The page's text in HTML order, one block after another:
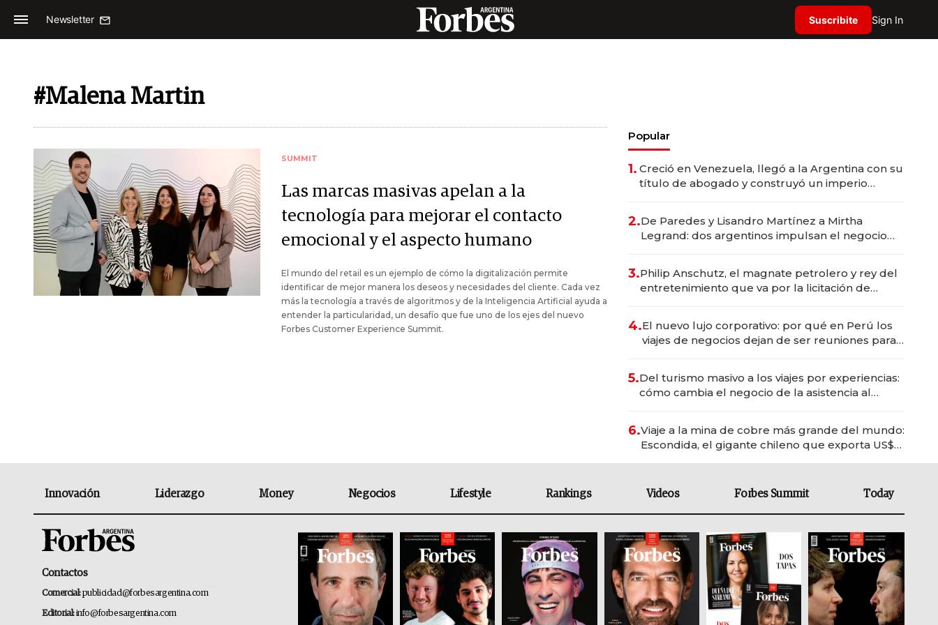
Newsletter Suscribite Sign In
#Malena Martin
SUMMIT
Las marcas masivas apelan a la
tecnología para mejorar el contacto
emocional y el aspecto humano
El mundo del retail es un ejemplo de cómo la digitalización permite
identificar de mejor manera los deseos y necesidades del cliente. Cada vez
más la tecnología a través de algoritmos y de la Inteligencia Artificial ayuda a
entender la particularidad, un desafío que fue uno de los ejes del nuevo
Forbes Customer Experience Summit.
Popular
1. Creció en Venezuela, llegó a la Argentina con su
título de abogado y construyó un imperio
2.De Paredes y Lisandro Martínez a Mirtha
Legrand: dos argentinos impulsan el negocio
3.Philip Anschutz, el magnate petrolero y rey del
entretenimiento que va por la licitación de
4.El nuevo lujo corporativo: por qué en Perú los
viajes de negocios dejan de ser reuniones para
5.Del turismo masivo a los viajes por experiencias:
cómo cambia el negocio de la asistencia al
6.Viaje a la mina de cobre más grande del mundo:
Escondida, el gigante chileno que exporta US$
Innovación Liderazgo Money Negocios Lifestyle Rankings Videos Forbes Summit Today
Contactos
Comercial:publicidad@forbesargentina.com
Editorial:info@forbesargentina.com